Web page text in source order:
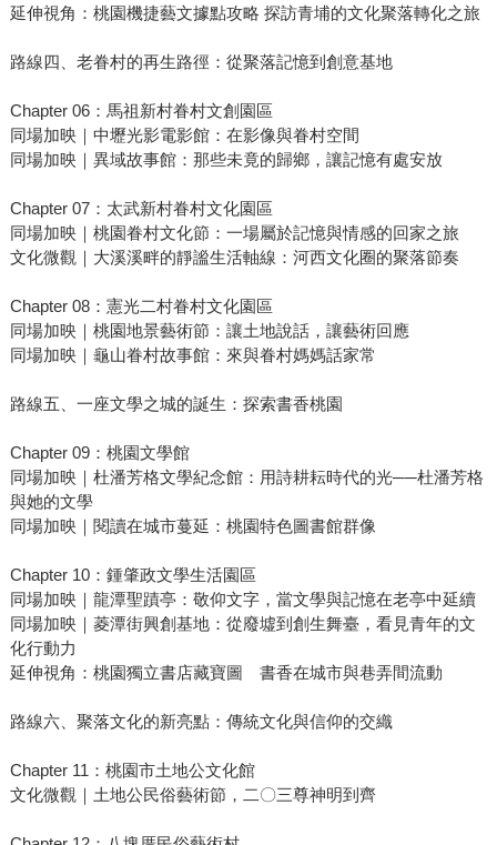
延伸視角：桃園機捷藝文據點攻略 探訪青埔的文化聚落轉化之旅
路線四、老眷村的再生路徑：從聚落記憶到創意基地
Chapter 06：馬祖新村眷村文創園區
同場加映｜中壢光影電影館：在影像與眷村空間
同場加映｜異域故事館：那些未竟的歸鄉，讓記憶有處安放
Chapter 07：太武新村眷村文化園區
同場加映｜桃園眷村文化節：一場屬於記憶與情感的回家之旅
文化微觀｜大溪溪畔的靜謐生活軸線：河西文化圈的聚落節奏
Chapter 08：憲光二村眷村文化園區
同場加映｜桃園地景藝術節：讓土地說話，讓藝術回應
同場加映｜龜山眷村故事館：來與眷村媽媽話家常
路線五、一座文學之城的誕生：探索書香桃園
Chapter 09：桃園文學館
同場加映｜杜潘芳格文學紀念館：用詩耕耘時代的光──杜潘芳格
與她的文學
同場加映｜閱讀在城市蔓延：桃園特色圖書館群像
Chapter 10：鍾肇政文學生活園區
同場加映｜龍潭聖蹟亭：敬仰文字，當文學與記憶在老亭中延續
同場加映｜菱潭街興創基地：從廢墟到創生舞臺，看見青年的文
化行動力
延伸視角：桃園獨立書店藏寶圖 書香在城市與巷弄間流動
路線六、聚落文化的新亮點：傳統文化與信仰的交織
Chapter 11：桃園市土地公文化館
文化微觀｜土地公民俗藝術節，二〇三尊神明到齊